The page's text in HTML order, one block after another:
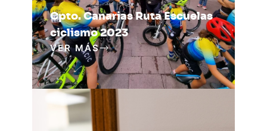
Cpto. Canarias Ruta Escuelas
ciclismo 2023
VER MÁS